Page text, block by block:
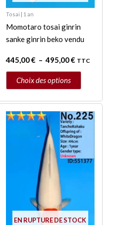
Tosai | 1 an
Momotaro tosai ginrin
sanke ginrin beko vendu
445,00€ – 495,00€ TTC
Choix des options
la
EN RUPTURE DE STOCK